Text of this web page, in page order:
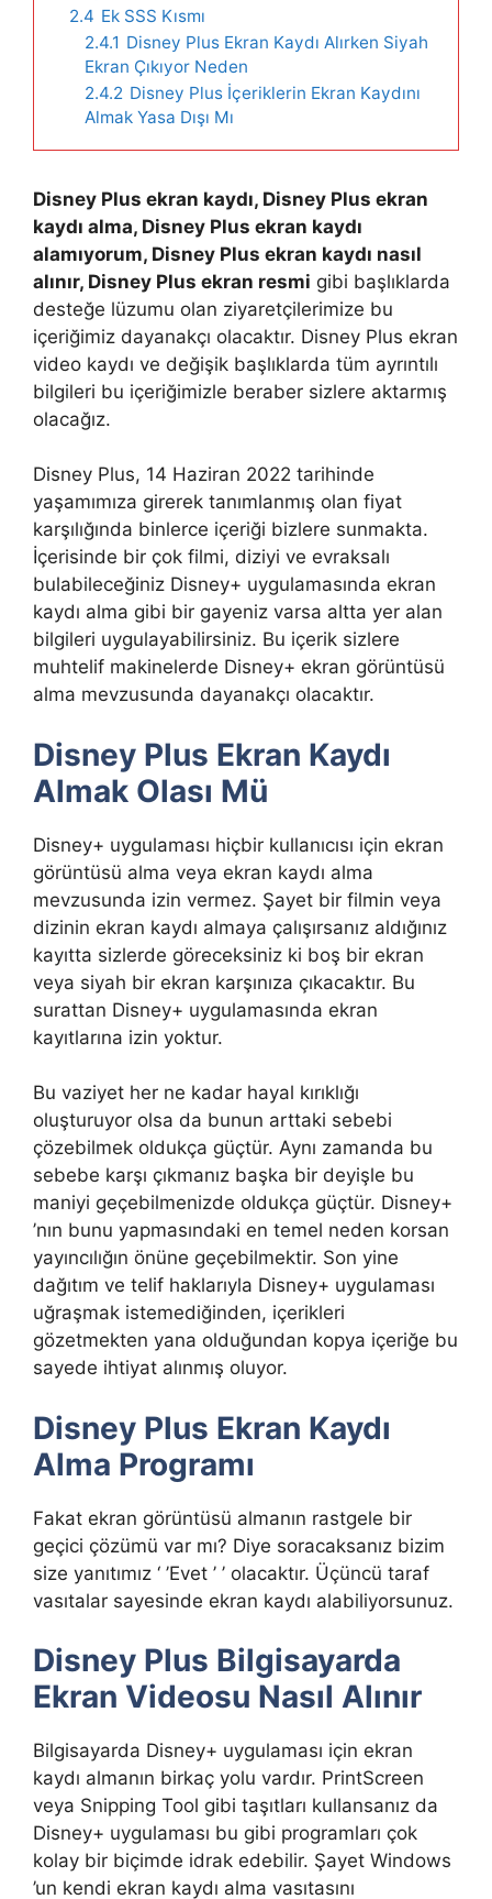
2.4 Ek SSS Kısmı
2.4.1 Disney Plus Ekran Kaydı Alırken Siyah
Ekran Çıkıyor Neden
2.4.2 Disney Plus İçeriklerin Ekran Kaydını
Almak Yasa Dışı Mı
Disney Plus ekran kaydı, Disney Plus ekran
kaydı alma, Disney Plus ekran kaydı
alamıyorum, Disney Plus ekran kaydı nasıl
alınır, Disney Plus ekran resmi gibi başlıklarda
desteğe lüzumu olan ziyaretçilerimize bu
içeriğimiz dayanakçı olacaktır. Disney Plus ekran
video kaydı ve değişik başlıklarda tüm ayrıntılı
bilgileri bu içeriğimizle beraber sizlere aktarmış
olacağız.
Disney Plus, 14 Haziran 2022 tarihinde
yaşamımıza girerek tanımlanmış olan fiyat
karşılığında binlerce içeriği bizlere sunmakta.
İçerisinde bir çok filmi, diziyi ve evraksalı
bulabileceğiniz Disney+ uygulamasında ekran
kaydı alma gibi bir gayeniz varsa altta yer alan
bilgileri uygulayabilirsiniz. Bu içerik sizlere
muhtelif makinelerde Disney+ ekran görüntüsü
alma mevzusunda dayanakçı olacaktır.
Disney Plus Ekran Kaydı
Almak Olası Mü
Disney+ uygulaması hiçbir kullanıcısı için ekran
görüntüsü alma veya ekran kaydı alma
mevzusunda izin vermez. Şayet bir filmin veya
dizinin ekran kaydı almaya çalışırsanız aldığınız
kayıtta sizlerde göreceksiniz ki boş bir ekran
veya siyah bir ekran karşınıza çıkacaktır. Bu
surattan Disney+ uygulamasında ekran
kayıtlarına izin yoktur.
Bu vaziyet her ne kadar hayal kırıklığı
oluşturuyor olsa da bunun arttaki sebebi
çözebilmek oldukça güçtür. Aynı zamanda bu
sebebe karşı çıkmanız başka bir deyişle bu
maniyi geçebilmenizde oldukça güçtür. Disney+
’nın bunu yapmasındaki en temel neden korsan
yayıncılığın önüne geçebilmektir. Son yine
dağıtım ve telif haklarıyla Disney+ uygulaması
uğraşmak istemediğinden, içerikleri
gözetmekten yana olduğundan kopya içeriğe bu
sayede ihtiyat alınmış oluyor.
Disney Plus Ekran Kaydı
Alma Programı
Fakat ekran görüntüsü almanın rastgele bir
geçici çözümü var mı? Diye soracaksanız bizim
size yanıtımız ‘ ’Evet ’ ’ olacaktır. Üçüncü taraf
vasıtalar sayesinde ekran kaydı alabiliyorsunuz.
Disney Plus Bilgisayarda
Ekran Videosu Nasıl Alınır
Bilgisayarda Disney+ uygulaması için ekran
kaydı almanın birkaç yolu vardır. PrintScreen
veya Snipping Tool gibi taşıtları kullansanız da
Disney+ uygulaması bu gibi programları çok
kolay bir biçimde idrak edebilir. Şayet Windows
’un kendi ekran kaydı alma vasıtasını